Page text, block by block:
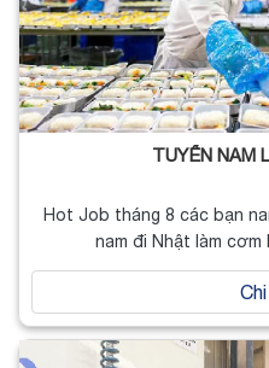
TUYỂN NAM
Hot Job tháng 8 các bạn
nam đi Nhật làm